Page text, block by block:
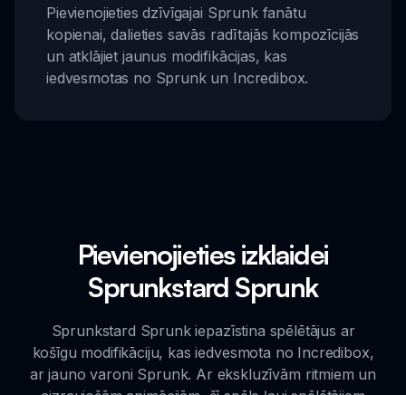
Pievienojieties dzīvīgajai Sprunk fanātu
kopienai, dalieties savās radītajās kompozīcijās
un atklājiet jaunus modifikācijas, kas
iedvesmotas no Sprunk un Incredibox.
Pievienojieties izklaidei
Sprunkstard Sprunk
Sprunkstard Sprunk iepazīstina spēlētājus ar
košīgu modifikāciju, kas iedvesmota no Incredibox,
ar jauno varoni Sprunk. Ar ekskluzīvām ritmiem un